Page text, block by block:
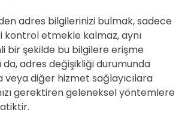
adres bilgilerinizi bulmak, sadece
kontrol etmekle kalmaz, aynı
bir şekilde bu bilgilere erişme
da, adres değişikliği durumunda
diğer hizmet sağlayıcılara
gerektiren geleneksel yöntemlere